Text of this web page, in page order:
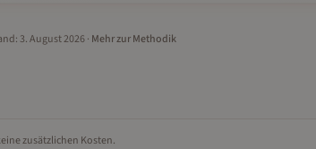
3. August 2026· Mehr zur Methodik
zusätzlichen Kosten.